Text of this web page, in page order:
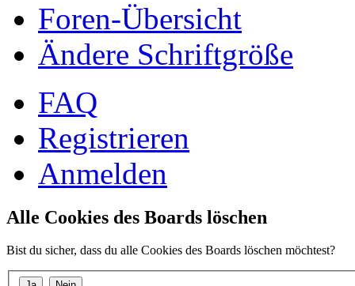
Foren-Übersicht
Ändere Schriftgröße
FAQ
Registrieren
Anmelden
Alle Cookies des Boards löschen
Bist du sicher, dass du alle Cookies des Boards löschen möchtest?